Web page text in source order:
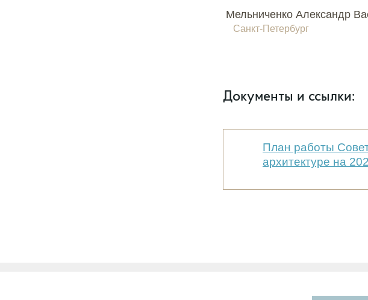
Мельниченко Александр
Санкт-Петербург
Документы и ссылки:
План работы
архитектуре на